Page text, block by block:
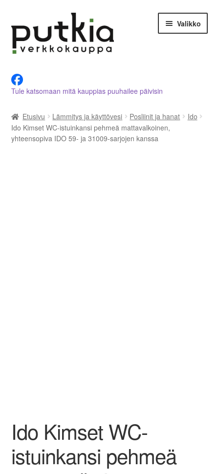
navigointiin
sisältöön
Valikko
Tietoja meistä
Asiakastilini
Ostoskori
Tule katsomaan mitä kauppias puuhailee päivisin
Etusivu Lämmitys ja käyttövesi Posliinit ja hanat
Ido
Ido Kimset WC-istuinkansi pehmeä mattavalkoinen,
yhteensopiva IDO 59- ja 31009-sarjojen kanssa
Ido Kimset WC-
istuinkansi pehmeä